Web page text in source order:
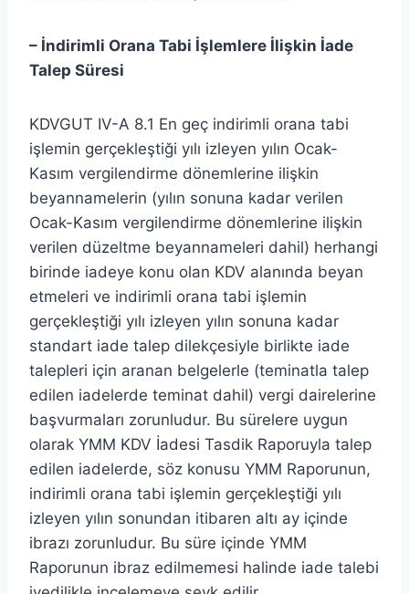
– İndirimli Orana Tabi İşlemlere İlişkin İade
Talep Süresi
KDVGUT IV-A 8.1 En geç indirimli orana tabi
işlemin gerçekleştiği yılı izleyen yılın Ocak-
Kasım vergilendirme dönemlerine ilişkin
beyannamelerin (yılın sonuna kadar verilen
Ocak-Kasım vergilendirme dönemlerine ilişkin
verilen düzeltme beyannameleri dahil) herhangi
birinde iadeye konu olan KDV alanında beyan
etmeleri ve indirimli orana tabi işlemin
gerçekleştiği yılı izleyen yılın sonuna kadar
standart iade talep dilekçesiyle birlikte iade
talepleri için aranan belgelerle (teminatla talep
edilen iadelerde teminat dahil) vergi dairelerine
başvurmaları zorunludur. Bu sürelere uygun
olarak YMM KDV İadesi Tasdik Raporuyla talep
edilen iadelerde, söz konusu YMM Raporunun,
indirimli orana tabi işlemin gerçekleştiği yılı
izleyen yılın sonundan itibaren altı ay içinde
ibrazı zorunludur. Bu süre içinde YMM
Raporunun ibraz edilmemesi halinde iade talebi